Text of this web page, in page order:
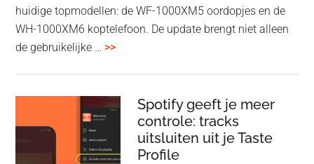
huidige topmodellen: de WF-1000XM5 oordopjes en de
WH-1000XM6 koptelefoon. De update brengt niet alleen
de gebruikelijke … >>overSony
sharing
WF-
Spotify geeft je meer
controle: tracks
uitsluiten uit je Taste
Profile